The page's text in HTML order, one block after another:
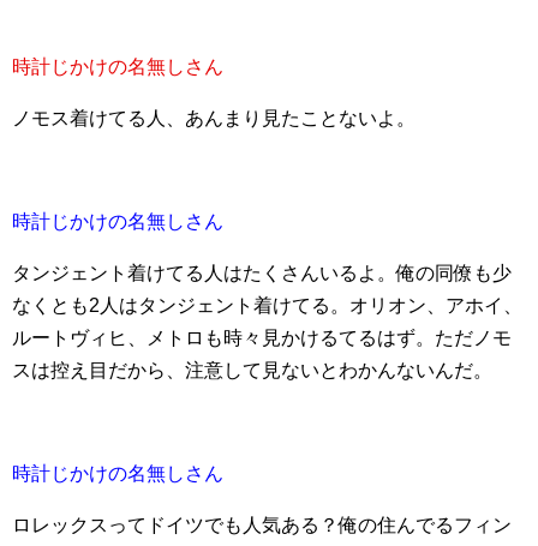
時計じかけの名無しさん
ノモス着けてる人、あんまり見たことないよ。
時計じかけの名無しさん
タンジェント着けてる人はたくさんいるよ。俺の同僚も少
なくとも2人はタンジェント着けてる。オリオン、アホイ、
ルートヴィヒ、メトロも時々見かけるてるはず。ただノモ
スは控え目だから、注意して見ないとわかんないんだ。
時計じかけの名無しさん
ロレックスってドイツでも人気ある？俺の住んでるフィン